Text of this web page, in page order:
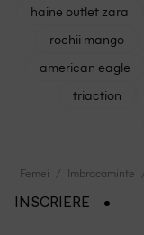
haine outlet zara
rochii mango
american eagle
triaction
Femei Imbracaminte
INSCRIERE